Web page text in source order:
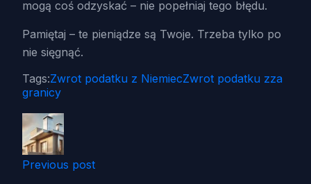
mogą coś odzyskać – nie popełniaj tego błędu.
Pamiętaj – te pieniądze są Twoje. Trzeba tylko po
nie sięgnąć.
Tags:Zwrot podatku z NiemiecZwrot podatku zza
granicy
Previous post